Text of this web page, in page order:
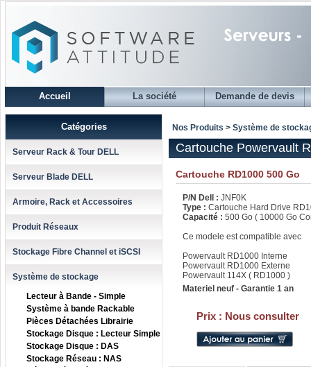
Accueil La société Demande de devis
Catégories
Serveur Rack & Tour DELL
Serveur Blade DELL
Armoire, Rack et Accessoires
Produit Réseaux
Stockage Fibre Channel et iSCSI
Système de stockage
Lecteur à Bande - Simple
Système à bande Rackable
Pièces Détachées Librairie
Stockage Disque : Lecteur Simple
Stockage Disque : DAS
Stockage Réseau : NAS
Nos Produits > Système de
Cartouche Powervault
Cartouche RD1000 500 Go
P/N Dell : JNF0K
Type : Cartouche Hard Drive
Capacité : 500 Go ( 10000 Go
Ce modele est compatible avec
Powervault RD1000 Interne
Powervault RD1000 Externe
Powervault 114X ( RD1000 )
Materiel neuf - Garantie 1 an
Prix : Nous consulter